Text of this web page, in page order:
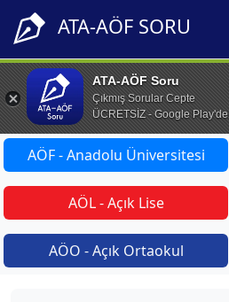
ATA-AÖF SORU
ATA-AÖF Soru
Çıkmış Sorular Cepte
ÜCRETSİZ - Google Play'de
AÖF - Anadolu Üniversitesi
AÖL - Açık Lise
AÖO - Açık Ortaokul